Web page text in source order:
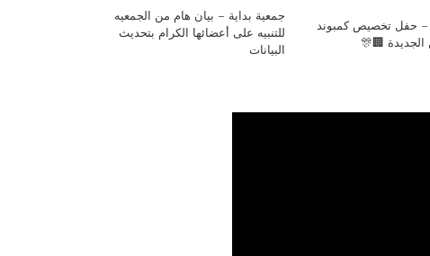
– حفل تخصيص كمبوند
الجديدة 🏢🎊
جمعية بداية – بيان هام من الجمعيه
للتنبيه على أعضائها الكرام بتحديث
البيانات